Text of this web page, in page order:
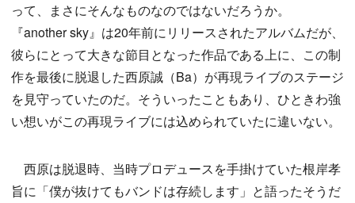
って、まさにそんなものなのではないだろうか。
『another sky』は20年前にリリースされたアルバムだが、
彼らにとって大きな節目となった作品である上に、この制
作を最後に脱退した西原誠（Ba）が再現ライブのステージ
を見守っていたのだ。そういったこともあり、ひときわ強
い想いがこの再現ライブには込められていたに違いない。
西原は脱退時、当時プロデュースを手掛けていた根岸孝
旨に「僕が抜けてもバンドは存続します」と語ったそうだ